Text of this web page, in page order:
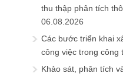
thu thập phân tích
06.08.2026
Các bước triển khai
công việc trong công
Khảo sát, phân tích